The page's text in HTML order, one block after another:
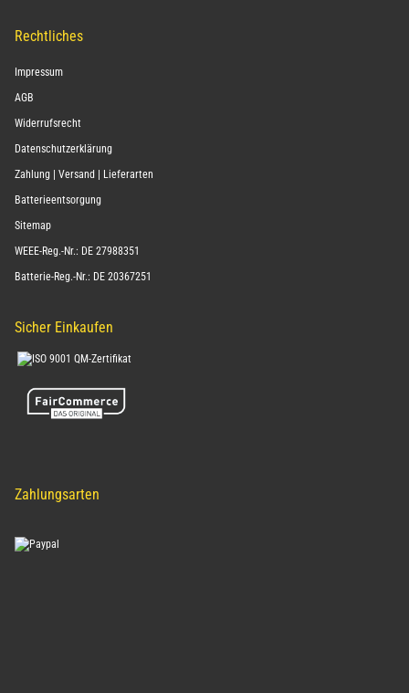
Rechtliches
Impressum
AGB
Widerrufsrecht
Datenschutzerklärung
Zahlung | Versand | Lieferarten
Batterieentsorgung
Sitemap
WEEE-Reg.-Nr.: DE 27988351
Batterie-Reg.-Nr.: DE 20367251
Sicher Einkaufen
Zahlungsarten